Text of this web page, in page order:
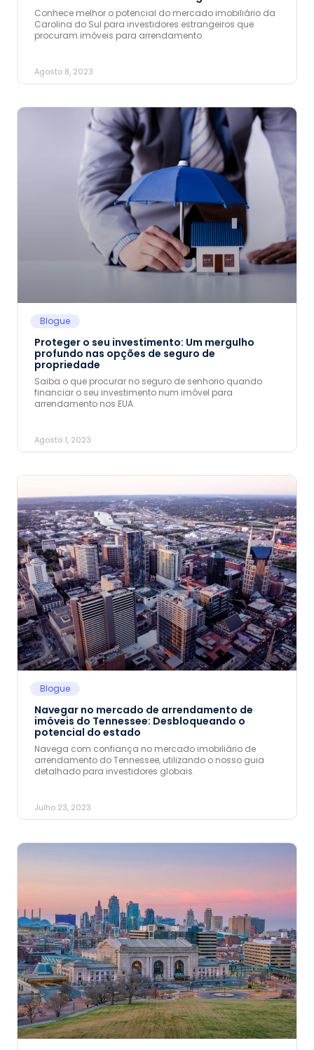
Conhece melhor o potencial do mercado imobiliário da
Carolina do Sul para investidores estrangeiros que
procuram imóveis para arrendamento.
Agosto 8, 2023
Blogue
Proteger o seu investimento: Um mergulho
profundo nas opções de seguro de
propriedade
Saiba o que procurar no seguro de senhorio quando
financiar o seu investimento num imóvel para
arrendamento nos EUA.
Agosto 1, 2023
Blogue
Navegar no mercado de arrendamento de
imóveis do Tennessee: Desbloqueando o
potencial do estado
Navega com confiança no mercado imobiliário de
arrendamento do Tennessee, utilizando o nosso guia
detalhado para investidores globais.
Julho 23, 2023